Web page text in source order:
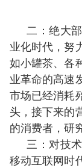
二：绝大
业化时代，努
如小罐茶、各
业革命的高速
市场已经消耗
头，接下来的
的消费者，研
三：对技
移动互联网时